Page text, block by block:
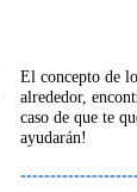
El concepto de
alrededor,
caso de que te
ayudarán!